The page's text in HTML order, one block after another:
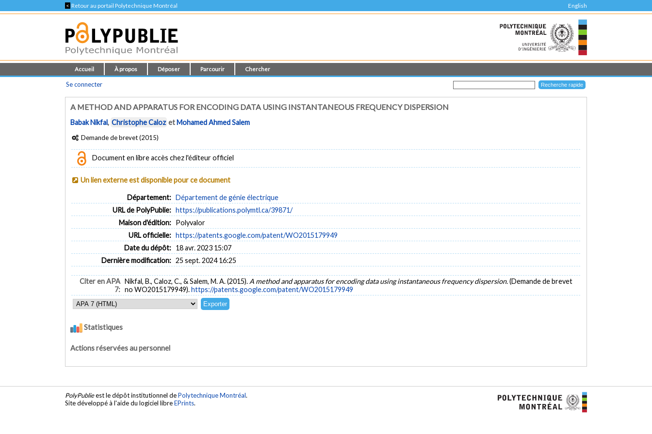
< Retour au portail Polytechnique Montréal English
Accueil À propos Déposer Parcourir Chercher
Se connecter
A METHOD AND APPARATUS FOR ENCODING DATA USING INSTANTANEOUS FREQUENCY DISPERSION
Babak Nikfal, Christophe Caloz etMohamed Ahmed Salem
Demande de brevet (2015)
Document en libre accès chez l'éditeur officiel
Un lien externe est disponible pour ce document
Département: Département de génie électrique
URL de PolyPublie: https://publications.polymtl.ca/39871/
Maison d'édition: Polyvalor
URL officielle: https://patents.google.com/patent/WO2015179949
Date du dépôt: 18 avr. 2023 15:07
Dernière modification: 25 sept. 2024 16:25
Citer en APA
7:
Nikfal, B., Caloz, C., & Salem, M. A. (2015). A method and apparatus for encoding data using instantaneous frequency dispersion.(Demande de brevet
no WO2015179949).https://patents.google.com/patent/WO2015179949
Statistiques
Actions réservées au personnel
PolyPublieest le dépôt institutionnel dePolytechnique Montréal.
Site développé à l'aide du logiciel libreEPrints.